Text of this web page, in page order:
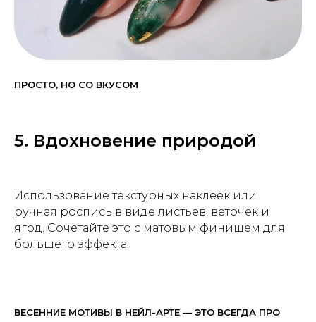
ПРОСТО, НО СО ВКУСОМ
5. Вдохновение природой
Использование текстурных наклеек или
ручная роспись в виде листьев, веточек и
ягод. Сочетайте это с матовым финишем для
большего эффекта.
ВЕСЕННИЕ МОТИВЫ В НЕЙЛ-АРТЕ — ЭТО ВСЕГДА ПРО